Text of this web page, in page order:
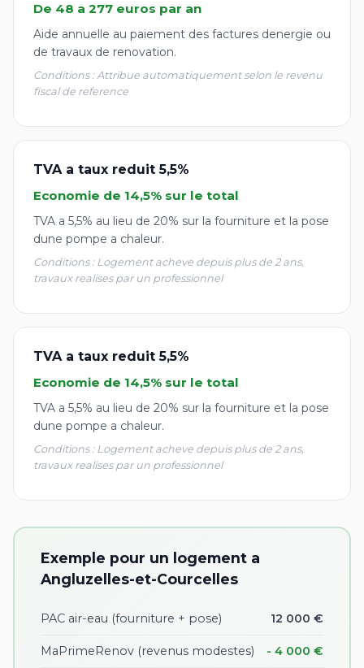
De 48 a 277 euros par an
Aide annuelle au paiement des factures denergie ou
de travaux de renovation.
Conditions : Attribue automatiquement selon le revenu
fiscal de reference
TVA a taux reduit 5,5%
Economie de 14,5% sur le total
TVA a 5,5% au lieu de 20% sur la fourniture et la pose
dune pompe a chaleur.
Conditions : Logement acheve depuis plus de 2 ans,
travaux realises par un professionnel
TVA a taux reduit 5,5%
Economie de 14,5% sur le total
TVA a 5,5% au lieu de 20% sur la fourniture et la pose
dune pompe a chaleur.
Conditions : Logement acheve depuis plus de 2 ans,
travaux realises par un professionnel
Exemple pour un logement a
Angluzelles-et-Courcelles
PAC air-eau (fourniture + pose) 12 000 €
MaPrimeRenov (revenus modestes) - 4 000 €